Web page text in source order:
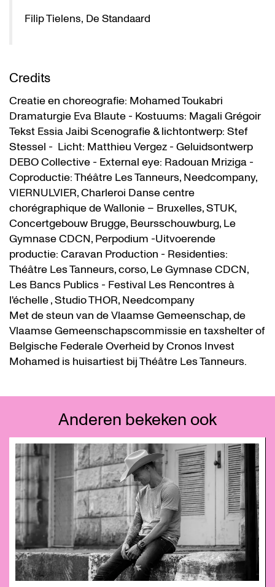
Filip Tielens, De Standaard
Credits
Creatie en choreografie: Mohamed Toukabri
Dramaturgie Eva Blaute - Kostuums: Magali Grégoir
Tekst Essia Jaibi Scenografie & lichtontwerp: Stef
Stessel - Licht: Matthieu Vergez - Geluidsontwerp
DEBO Collective - External eye: Radouan Mriziga -
Coproductie: Théâtre Les Tanneurs, Needcompany,
VIERNULVIER, Charleroi Danse centre
chorégraphique de Wallonie – Bruxelles, STUK,
Concertgebouw Brugge, Beursschouwburg, Le
Gymnase CDCN, Perpodium -Uitvoerende
productie: Caravan Production - Residenties:
Théâtre Les Tanneurs, corso, Le Gymnase CDCN,
Les Bancs Publics - Festival Les Rencontres à
l'échelle , Studio THOR, Needcompany
Met de steun van de Vlaamse Gemeenschap, de
Vlaamse Gemeenschapscommissie en taxshelter of
Belgische Federale Overheid by Cronos Invest
Mohamed is huisartiest bij Théâtre Les Tanneurs.
Anderen bekeken ook
Overslaan